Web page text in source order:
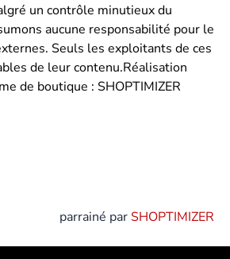
un contrôle minutieux du
aucune responsabilité pour le
Seuls les exploitants de ces
de leur contenu.Réalisation
de boutique : SHOPTIMIZER
parrainé par SHOPTIMIZER